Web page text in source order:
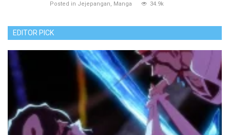
Posted in Jejepangan Manga 34.9k
EDITOR PICK